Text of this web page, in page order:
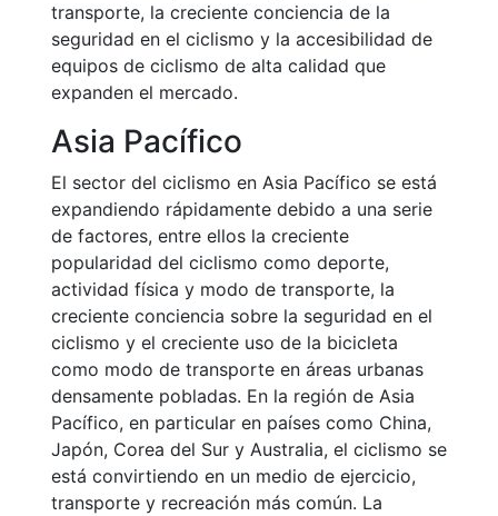
transporte, la creciente conciencia de la
seguridad en el ciclismo y la accesibilidad de
equipos de ciclismo de alta calidad que
expanden el mercado.
Asia Pacífico
El sector del ciclismo en Asia Pacífico se está
expandiendo rápidamente debido a una serie
de factores, entre ellos la creciente
popularidad del ciclismo como deporte,
actividad física y modo de transporte, la
creciente conciencia sobre la seguridad en el
ciclismo y el creciente uso de la bicicleta
como modo de transporte en áreas urbanas
densamente pobladas. En la región de Asia
Pacífico, en particular en países como China,
Japón, Corea del Sur y Australia, el ciclismo se
está convirtiendo en un medio de ejercicio,
transporte y recreación más común. La